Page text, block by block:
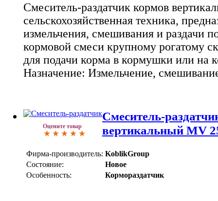
Смеситель-раздатчик кормов
сельскохозяйственная техника,
измельчения, смешивания и раздачи
кормовой смеси крупному рогатому
для подачи корма в кормушки или на
Назначение: Измельчение,
Оцените товар
Смеситель-
вертикальный MV
Фирма-производитель: KoblikGroup
Состояние:
Новое
Особенность:
Кормораздатчик